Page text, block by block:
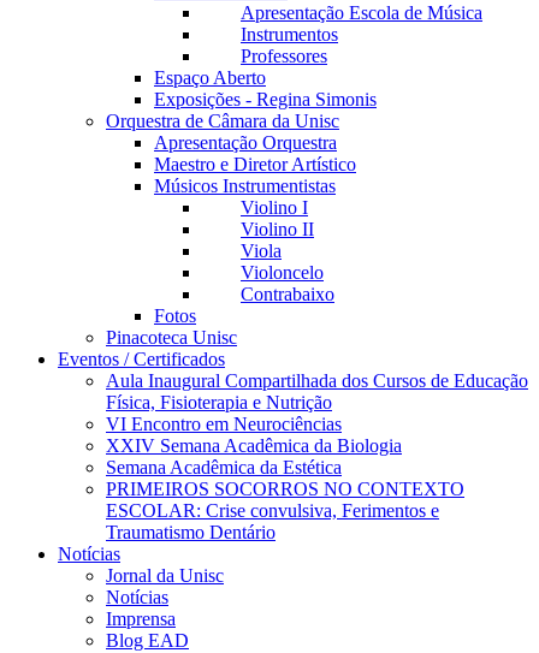
Apresentação Escola de Música
Instrumentos
Professores
Espaço Aberto
Exposições - Regina Simonis
Orquestra de Câmara da Unisc
Apresentação Orquestra
Maestro e Diretor Artístico
Músicos Instrumentistas
Violino I
Violino II
Viola
Violoncelo
Contrabaixo
Fotos
Pinacoteca Unisc
Eventos / Certificados
Aula Inaugural Compartilhada dos Cursos de Educação
Física, Fisioterapia e Nutrição
VI Encontro em Neurociências
XXIV Semana Acadêmica da Biologia
Semana Acadêmica da Estética
PRIMEIROS SOCORROS NO CONTEXTO
ESCOLAR: Crise convulsiva, Ferimentos e
Traumatismo Dentário
Notícias
Jornal da Unisc
Notícias
Imprensa
Blog EAD